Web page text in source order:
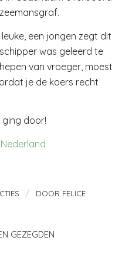
een jongen zegt dit
was geleerd te
van vroeger, moest
je de koers recht
door!
/ DOOR FELICE
GEZEGDEN